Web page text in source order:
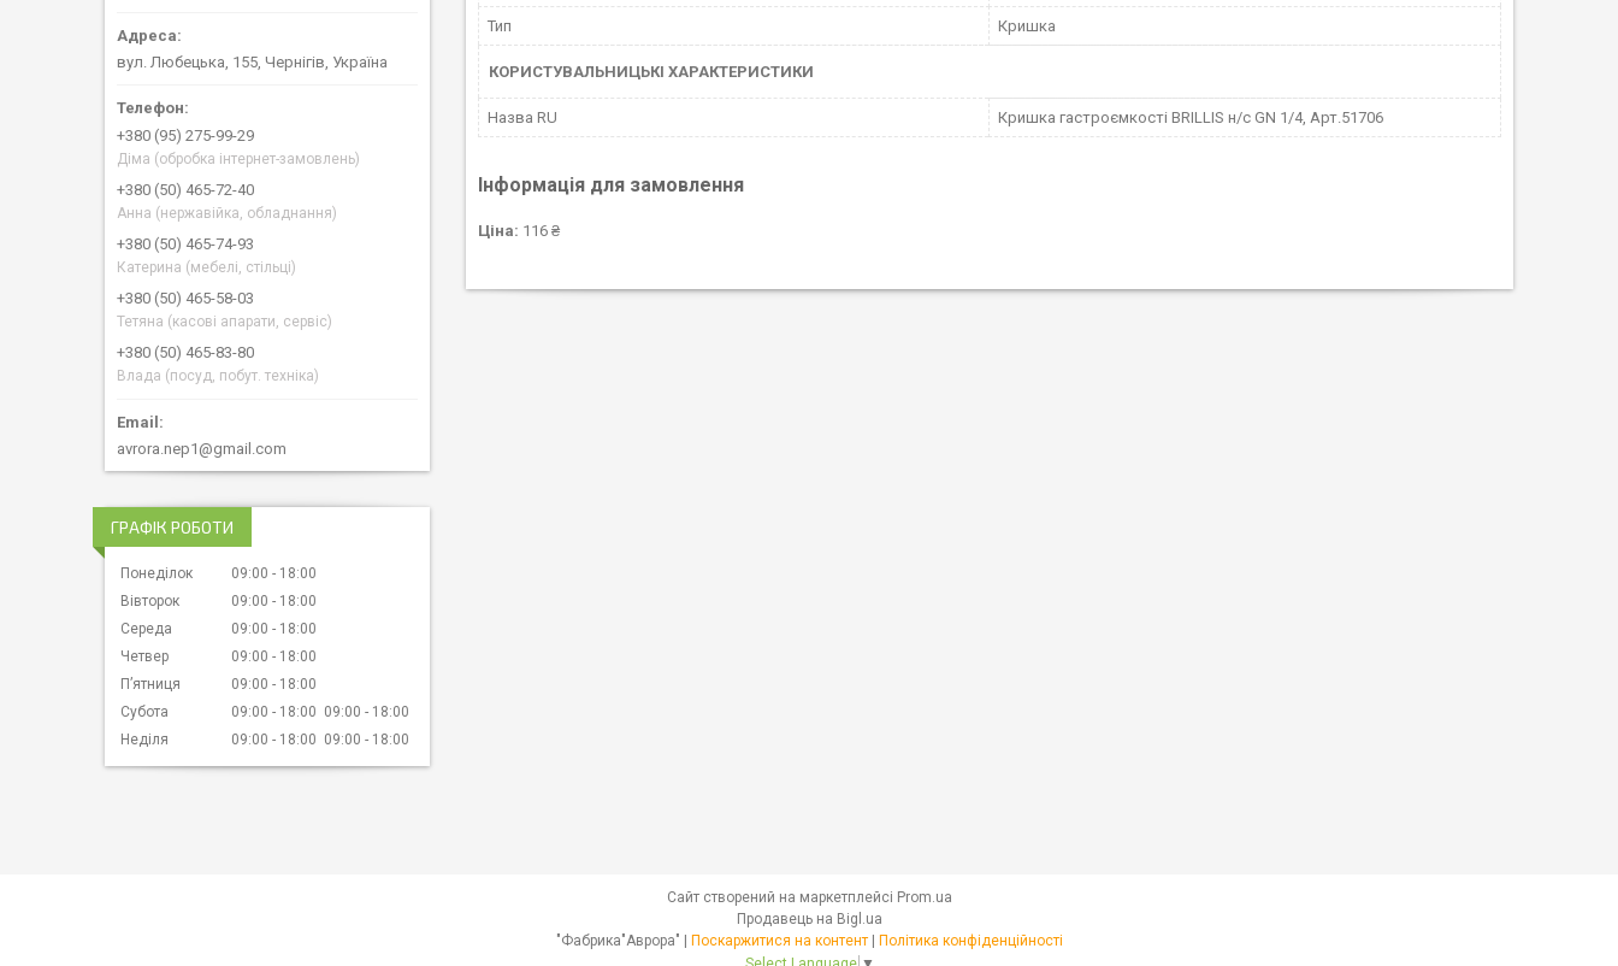
Тип Кришка
КОРИСТУВАЛЬНИЦЬКІ ХАРАКТЕРИСТИКИ
Назва RU Кришка гастроємкості BRILLIS н/с GN 1/4, Арт.51706
Інформація для замовлення
Ціна: 116 ₴
вул. Любецька, 155, Чернігів, Україна
+380 (95) 275-99-29
Діма (обробка інтернет-замовлень)
+380 (50) 465-72-40
Анна (нержавійка, обладнання)
+380 (50) 465-74-93
Катерина (мебелі, стільці)
+380 (50) 465-58-03
Тетяна (касові апарати, сервіс)
+380 (50) 465-83-80
Влада (посуд, побут. техніка)
avrora.nep1@gmail.com
ГРАФІК РОБОТИ
Понеділок 09:00
18:00
Вівторок
09:00
18:00
Середа
09:00
18:00
Четвер
09:00
18:00
Пʼятниця
09:00
18:00
Субота
09:00 18:00 09:00
18:00
Неділя
09:00 18:00 09:00 18:00
Сайт створений на маркетплейсі Prom.ua
Продавець на Bigl.ua
Поскаржитися на контент
Політика конфіденційності